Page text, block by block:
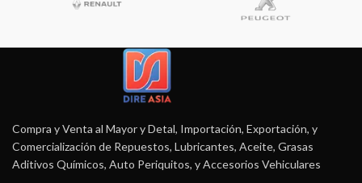
Compra y Venta al Mayor y Detal, Importación, Exportación, y
Comercialización de Repuestos, Lubricantes, Aceite, Grasas
Aditivos Químicos, Auto Periquitos, y Accesorios Vehiculares